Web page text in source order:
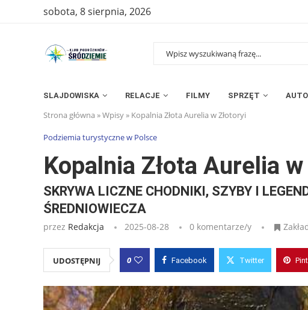
sobota, 8 sierpnia, 2026
SLAJDOWISKA RELACJE FILMY SPRZĘT
Strona główna »Wpisy» Kopalnia Złota Aurelia w Złotoryi
Podziemia turystyczne w Polsce
Kopalnia Złota Aurelia
SKRYWA LICZNE CHODNIKI, SZYBY I
ŚREDNIOWIECZA
przez Redakcja 2025-08-28 0 komentarze/y
UDOSTĘPNIJ 0 Facebook Twitter